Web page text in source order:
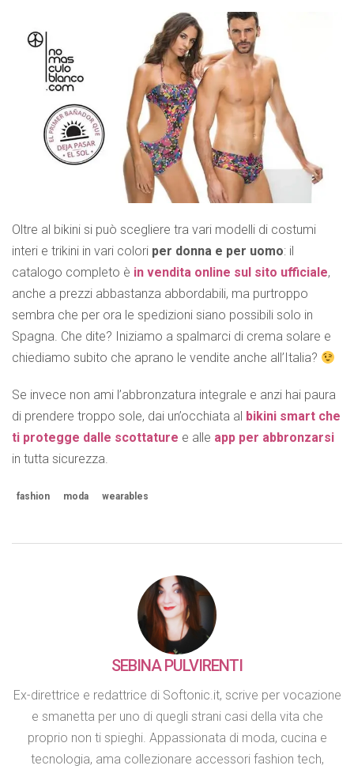
Oltre al bikini si può scegliere tra vari modelli di costumi
interi e trikini in vari colori per donna e per uomo: il
catalogo completo è in vendita online sul sito ufficiale,
anche a prezzi abbastanza abbordabili, ma purtroppo
sembra che per ora le spedizioni siano possibili solo in
Spagna. Che dite? Iniziamo a spalmarci di crema solare e
chiediamo subito che aprano le vendite anche all’Italia?
Se invece non ami l’abbronzatura integrale e anzi hai paura
di prendere troppo sole, dai un’occhiata al bikini smart che
ti protegge dalle scottature e alle app per abbronzarsi
in tutta sicurezza.
fashion moda wearables
SEBINA PULVIRENTI
Ex-direttrice e redattrice di Softonic.it, scrive per vocazione
e smanetta per uno di quegli strani casi della vita che
proprio non ti spieghi. Appassionata di moda, cucina e
tecnologia, ama collezionare accessori fashion tech,